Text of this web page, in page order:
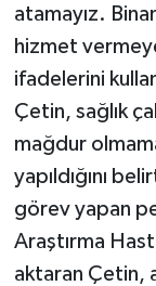
atamayız.
hizmet
ifadelerini
Çetin, sağlık
mağdur
yapıldığını
görev yapan
Araştırma
aktaran Çetin,